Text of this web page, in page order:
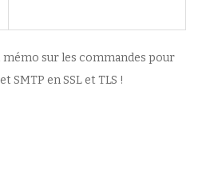
mémo sur les commandes pour
SMTP en SSL et TLS !